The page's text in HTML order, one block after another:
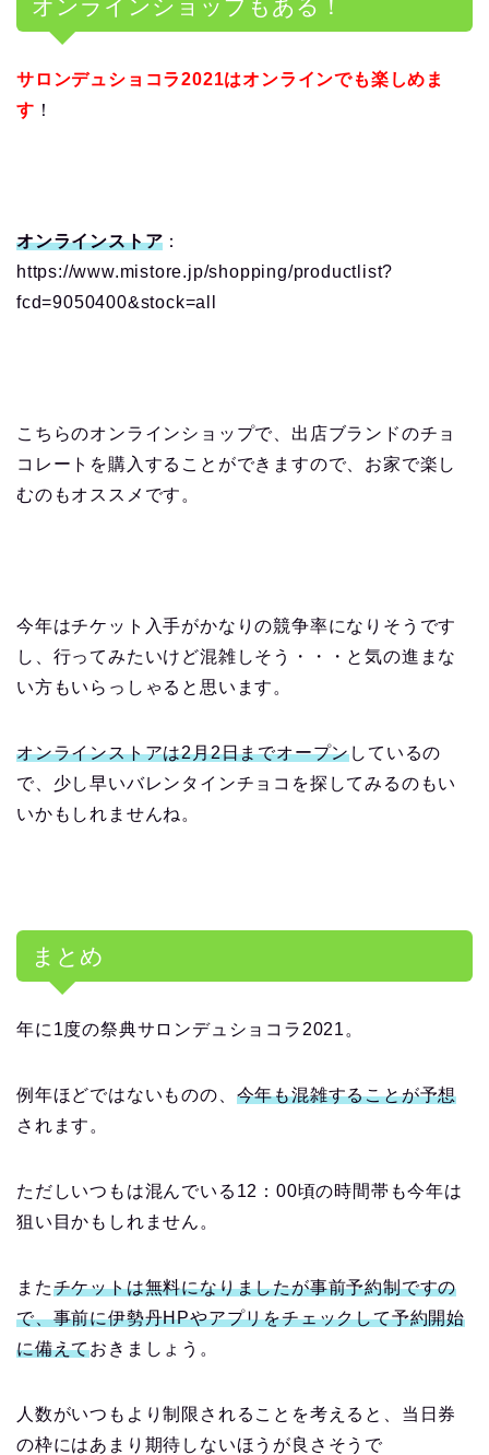
オンラインショップもある！
サロンデュショコラ2021はオンラインでも楽しめま
す ！
オンラインストア ：
https://www.mistore.jp/shopping/productlist?
fcd=9050400&stock=all
こちらのオンラインショップで、出店ブランドのチョ
コレートを購入することができますので、お家で楽し
むのもオススメです。
今年はチケット入手がかなりの競争率になりそうです
し、行ってみたいけど混雑しそう・・・と気の進まな
い方もいらっしゃると思います。
オンラインストアは2月2日までオープンしているの
で、少し早いバレンタインチョコを探してみるのもい
いかもしれませんね。
まとめ
年に 1度の祭典サロンデュショコラ 2021 。
例年ほどではないものの、 今年も混雑することが予想
されます。
ただしいつもは混んでいる 12 ：00頃の時間帯も今年は
狙い目かもしれません。
またチケットは無料になりましたが事前予約制ですの
で、事前に伊勢丹HPやアプリをチェックして予約開始
に備えておきましょう。
人数がいつもより制限されることを考えると、当日券
の枠にはあまり期待しないほうが良さそうで